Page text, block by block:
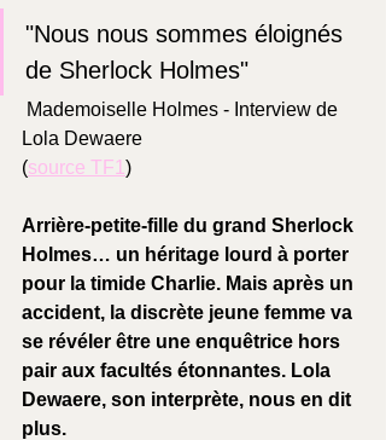
"Nous nous sommes éloignés
de Sherlock Holmes"
Lola Dewaere
(source TF1 )
Arrière-petite-fille du grand Sherlock
Holmes… un héritage lourd à porter
pour la timide Charlie. Mais après un
accident, la discrète jeune femme va
se révéler être une enquêtrice hors
pair aux facultés étonnantes. Lola
Dewaere, son interprète, nous en dit
plus.